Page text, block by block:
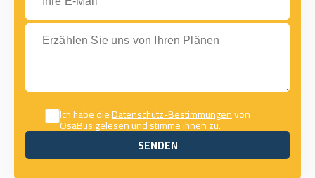
Erzählen Sie uns von Ihren Plänen
Ich habe dieDatenschutz-Bestimmungenvon
OsaBus gelesen und stimme ihnen zu.
SENDEN
SENDEN